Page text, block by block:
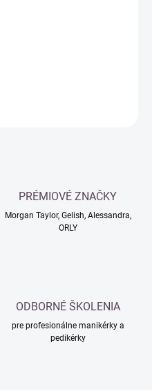
PRÉMIOVÉ ZNAČKY
Morgan Taylor, Gelish, Alessandra,
ORLY
ODBORNÉ ŠKOLENIA
pre profesionálne manikérky a
pedikérky